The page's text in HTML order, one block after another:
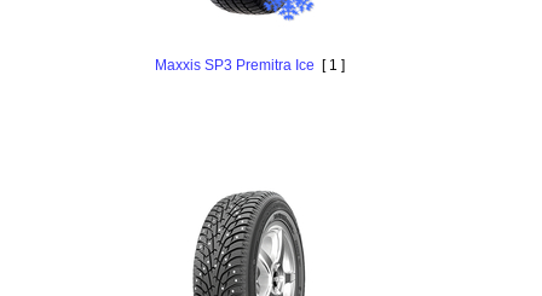
Maxxis SP3 Premitra Ice [ 1 ]